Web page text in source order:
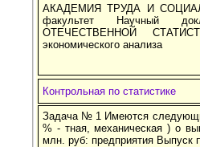
АКАДЕМИЯ ТРУДА И
факультет Научный
ОТЕЧЕСТВЕННОЙ
экономического анализа
Контрольная по статистике
Задача № 1 Имеются
% - тная, механическая ) о
млн. руб: предприятия Выпуск